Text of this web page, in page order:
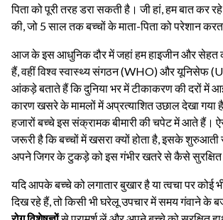
पिता को पूरी तरह डरा सकती है। जी हां, हम बात कर
की, जो 5 साल तक बच्चों के माता-पिता को परेशान
आज के इस आधुनिक दौर में जहां हम हाइजीन और
हैं, वहीं विश्व स्वास्थ्य संगठन (WHO) और यूनिसेफ
आंकड़े बताते हैं कि दुनिया भर में टीकाकरण की दरों में
कारण खसरे के मामलों में अप्रत्याशित उछाल देखा गया
हजारों बच्चे इस संक्रामक बीमारी की चपेट में आते हैं।
जरूरी है कि बच्चों में खसरा क्यों होता है, इसके
अपने जिगर के टुकड़े को इस गंभीर खतरे से कैसे
यदि आपके बच्चे को लगातार बुखार है या त्वचा पर कोई
दिख रहे हैं, तो किसी भी घरेलू उपचार में समय गंवाने के